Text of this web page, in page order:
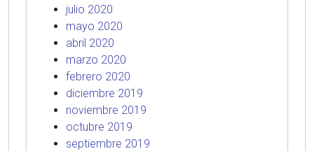
julio 2020
mayo 2020
abril 2020
marzo 2020
febrero 2020
diciembre 2019
noviembre 2019
octubre 2019
septiembre 2019